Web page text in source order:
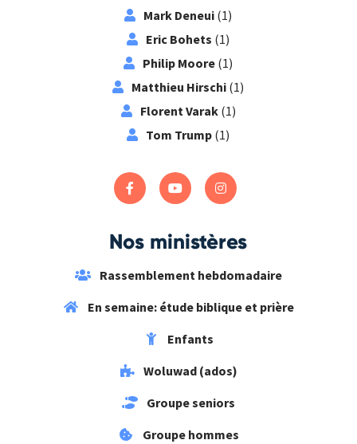
Mark Deneui (1)
Eric Bohets (1)
Philip Moore (1)
Matthieu Hirschi (1)
Florent Varak(1)
Tom Trump (1)
Nos ministères
Rassemblement hebdomadaire
En semaine: étude biblique et prière
Enfants
Woluwad (ados)
Groupe seniors
Groupe hommes